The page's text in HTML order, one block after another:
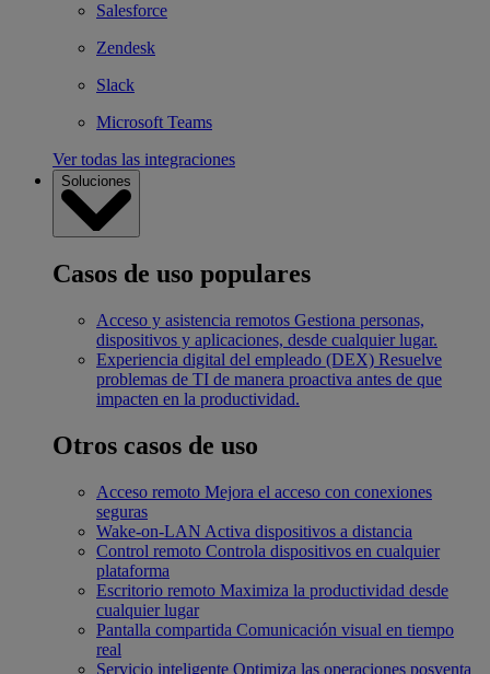
Salesforce
Zendesk
Slack
Microsoft Teams
Ver todas las integraciones
Soluciones
Casos de uso populares
Acceso y asistencia remotos Gestiona personas,
dispositivos y aplicaciones, desde cualquier lugar.
Experiencia digital del empleado (DEX) Resuelve
problemas de TI de manera proactiva antes de que
impacten en la productividad.
Otros casos de uso
Acceso remoto Mejora el acceso con conexiones
seguras
Wake-on-LAN Activa dispositivos a distancia
Control remoto Controla dispositivos en cualquier
plataforma
Escritorio remoto Maximiza la productividad desde
cualquier lugar
Pantalla compartida Comunicación visual en tiempo
real
Servicio inteligente Optimiza las operaciones posventa